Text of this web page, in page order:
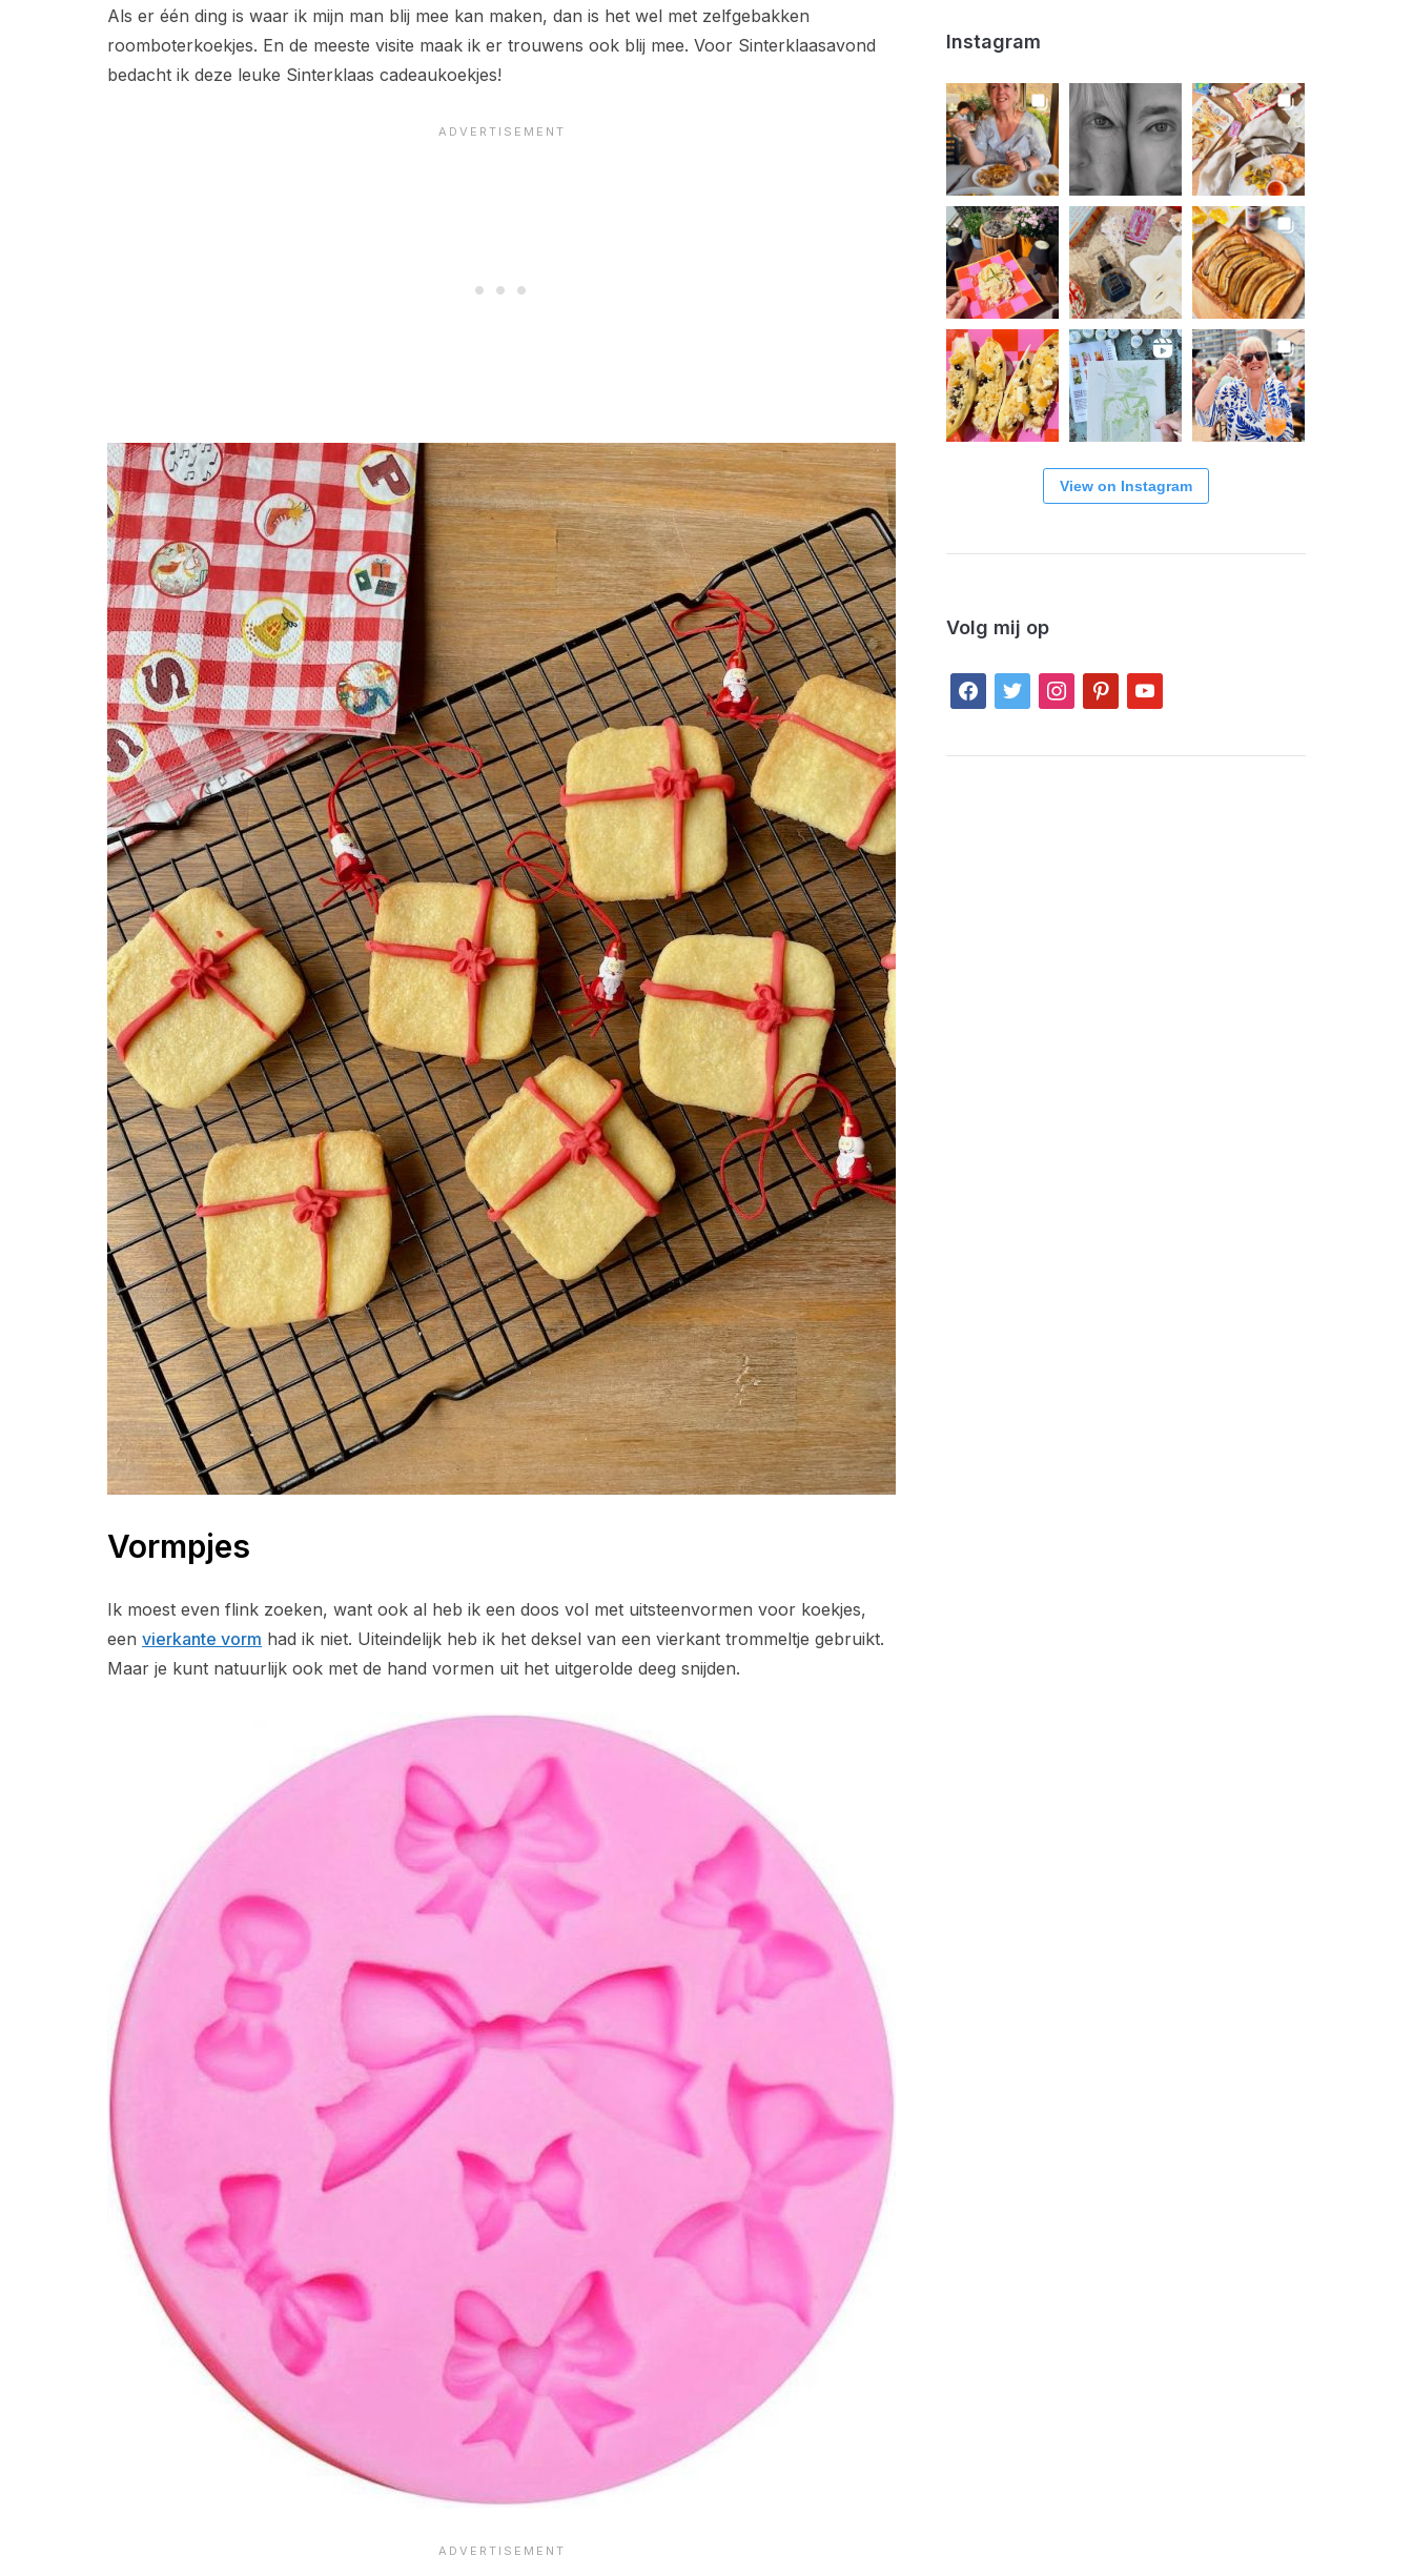
Als er één ding is waar ik mijn man blij mee kan maken, dan is het wel met zelfgebakken
roomboterkoekjes. En de meeste visite maak ik er trouwens ook blij mee. Voor Sinterklaasavond
bedacht ik deze leuke Sinterklaas cadeaukoekjes!
Vormpjes
Ik moest even flink zoeken, want ook al heb ik een doos vol met uitsteenvormen voor koekjes,
een vierkante vorm had ik niet. Uiteindelijk heb ik het deksel van een vierkant trommeltje gebruikt.
Maar je kunt natuurlijk ook met de hand vormen uit het uitgerolde deeg snijden.
Instagram
View on Instagram
Volg mij op
facebook
twitter instagrampinterestyoutube